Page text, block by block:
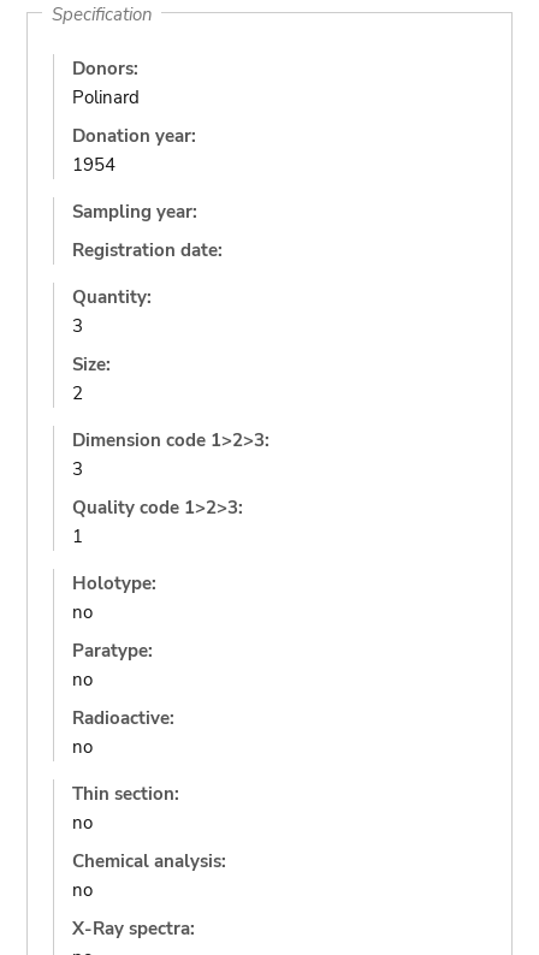
Specification
Donors:
Polinard
Donation year:
1954
Sampling year:
Registration date:
Quantity:
3
Size:
2
Dimension code 1>2>3:
3
Quality code 1>2>3:
1
Holotype:
no
Paratype:
no
Radioactive:
no
Thin section:
no
Chemical analysis:
no
X-Ray spectra: